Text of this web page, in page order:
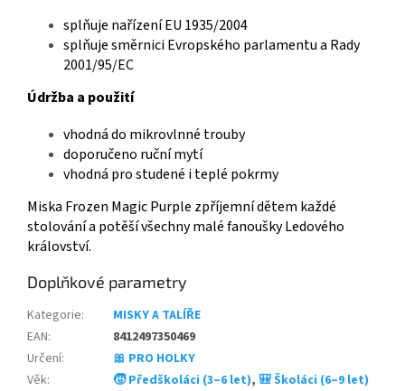
splňuje nařízení EU 1935/2004
splňuje směrnici Evropského parlamentu a Rady
2001/95/EC
Údržba a použití
vhodná do mikrovlnné trouby
doporučeno ruční mytí
vhodná pro studené i teplé pokrmy
Miska Frozen Magic Purple zpříjemní dětem každé
stolování a potěší všechny malé fanoušky Ledového
království.
Doplňkové parametry
Kategorie:
MISKY A TALÍŘE
EAN:
8412497350469
Určení:
🎀 PRO HOLKY
Věk: 🧒 Předškoláci (3–6 let), 🎒 Školáci (6–9 let)